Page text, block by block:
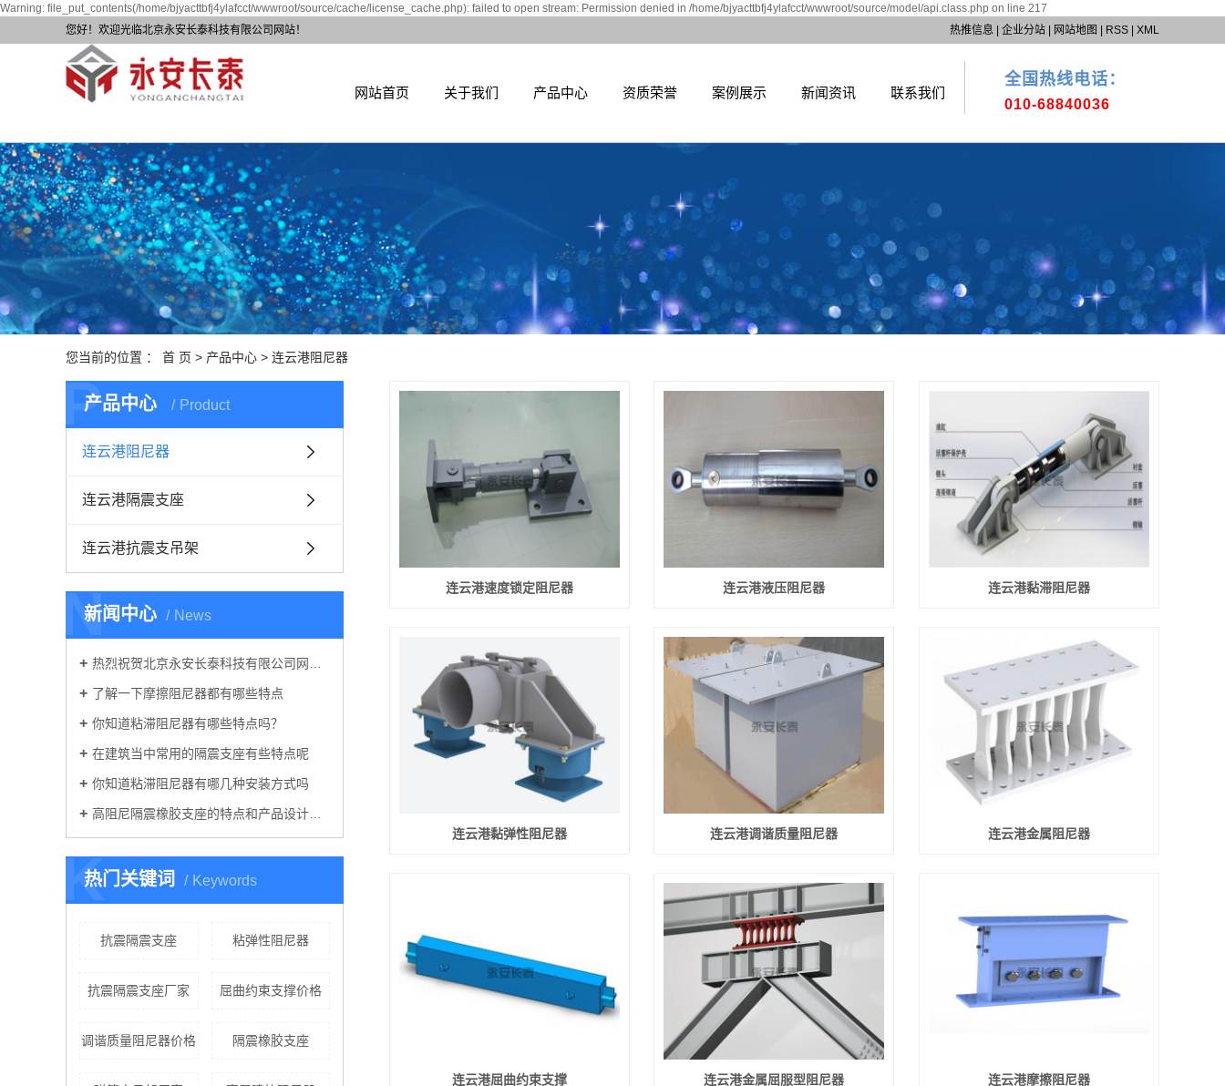
Warning: file_put_contents(/home/bjyacttbfj4ylafcct/wwwroot/source/cache/license_cache.php): failed to open stream: Permission denied in /home/bjyacttbfj4ylafcct/wwwroot/source/model/api.class.php on line 217
您好！欢迎光临北京永安长泰科技有限公司网站！
热推信息 企业分站 网站地图 RSS XML
网站首页 关于我们 产品中心 资质荣誉 案例展示 新闻资讯 联系我们
全国热线电话：
010-68840036
您当前的位置 ： 首 页 > 产品中心 > 连云港阻尼器
产品中心 Product
P
连云港阻尼器
连云港隔震支座
连云港抗震支吊架
新闻中心 News
N
热烈祝贺北京永安长泰科技有限公司网站正式上线！
了解一下摩擦阻尼器都有哪些特点
你知道粘滞阻尼器有哪些特点吗？
在建筑当中常用的隔震支座有些特点呢
你知道粘滞阻尼器有哪几种安装方式吗
高阻尼隔震橡胶支座的特点和产品设计原理
热门关键词 Keywords
K
抗震隔震支座 粘弹性阻尼器
抗震隔震支座厂家 屈曲约束支撑价格
调谐质量阻尼器价格 隔震橡胶支座
连云港速度锁定阻尼器 连云港液压阻尼器 连云港黏滞阻尼器
连云港黏弹性阻尼器 连云港调谐质量阻尼器 连云港金属阻尼器
连云港屈曲约束支撑 连云港金属屈服型阻尼器 连云港摩擦阻尼器